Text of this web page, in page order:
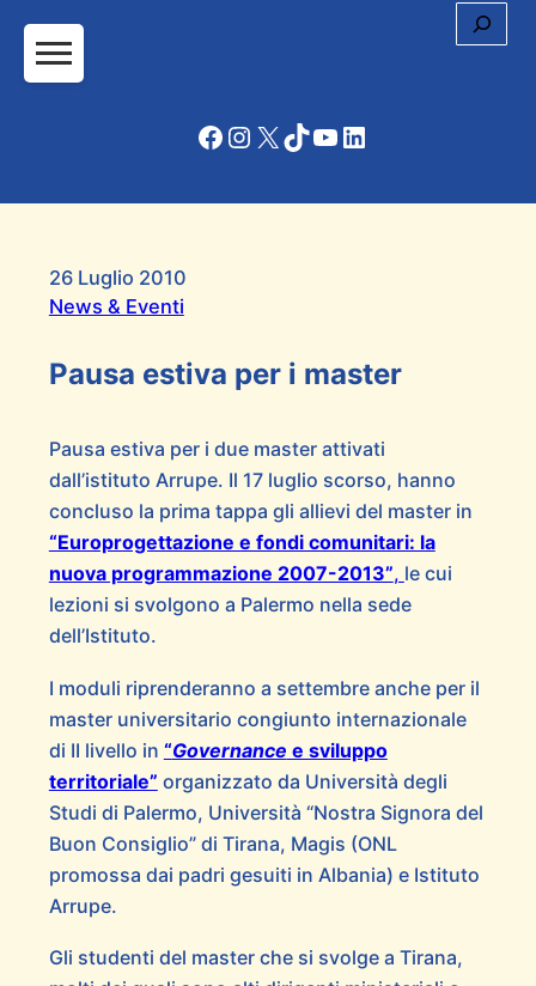
Facebook
Instagram
X TikTok
YouTube
LinkedIn
26 Luglio 2010
News & Eventi
Pausa estiva per i master
Pausa estiva per i due master attivati
dall’istituto Arrupe. Il 17 luglio scorso, hanno
concluso la prima tappa gli allievi del master in
“Europrogettazione e fondi comunitari: la
nuova programmazione 2007-2013”, le cui
lezioni si svolgono a Palermo nella sede
dell’Istituto.
I moduli riprenderanno a settembre anche per il
master universitario congiunto internazionale
di II livello in “Governance e sviluppo
territoriale” organizzato da Università degli
Studi di Palermo, Università “Nostra Signora del
Buon Consiglio” di Tirana, Magis (ONL
promossa dai padri gesuiti in Albania) e Istituto
Arrupe.
Gli studenti del master che si svolge a Tirana,